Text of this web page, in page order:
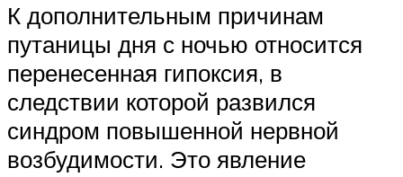
К дополнительным причинам
путаницы дня с ночью относится
перенесенная гипоксия, в
следствии которой развился
синдром повышенной нервной
возбудимости. Это явление